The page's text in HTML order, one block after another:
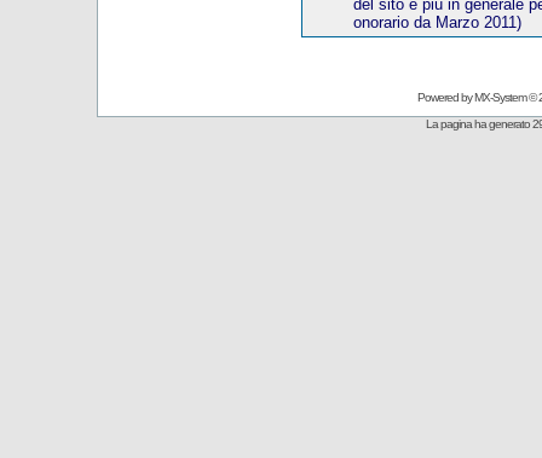
del sito e più in generale
onorario da Marzo 2011)
Powered byMX-System©
La pagina ha generato